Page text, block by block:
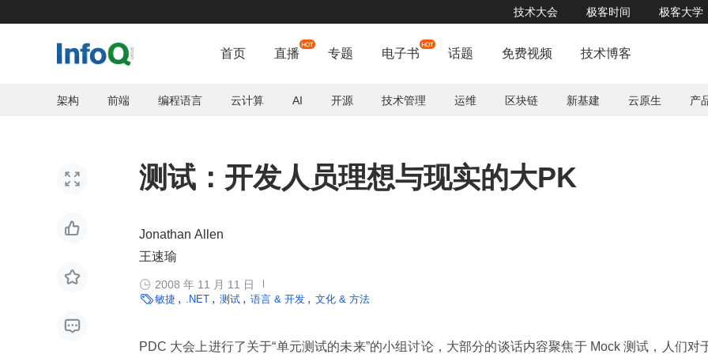
技术大会 极客时间 极客大学
首页 直播 专题 电子书 话题 免费视频 技术博客
架构 前端 编程语言 云计算 AI 开源 技术管理 运维 区块链 新基建 云原生 产




测试：开发人员理想与现实的大PK
Jonathan Allen
王速瑜
 2008 年 11 月 11 日
敏捷 .NET 测试 语言 & 开发 文化 & 方法
PDC 大会上进行了关于“单元测试的未来”的小组讨论，大部分的谈话内容聚焦于 Mock 测试，人们对